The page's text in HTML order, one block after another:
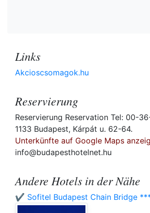
Links
Akcioscsomagok.hu
Reservierung
Reservierung Reservation Tel: 00-
1133 Budapest, Kárpát u. 62-64.
Unterkünfte auf Google Maps
info@budapesthotelnet.hu
Andere Hotels in der Nähe
✔️ Sofitel Budapest Chain Bridge